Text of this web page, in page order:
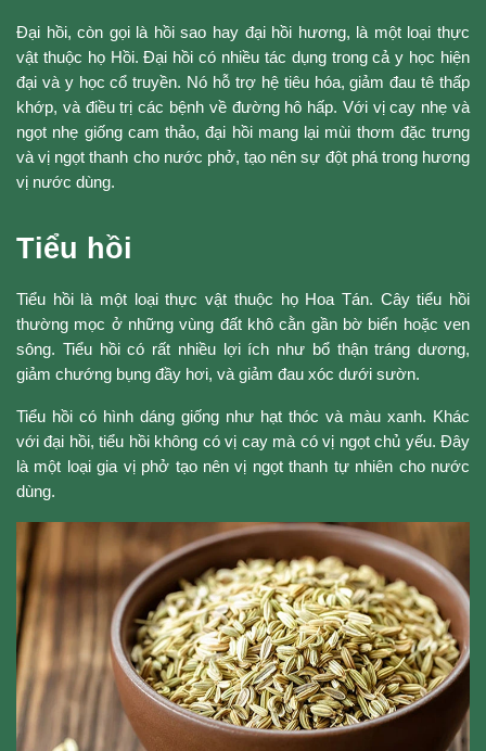
Đại hồi, còn gọi là hồi sao hay đại hồi hương, là một loại thực
vật thuộc họ Hồi. Đại hồi có nhiều tác dụng trong cả y học hiện
đại và y học cổ truyền. Nó hỗ trợ hệ tiêu hóa, giảm đau tê thấp
khớp, và điều trị các bệnh về đường hô hấp. Với vị cay nhẹ và
ngọt nhẹ giống cam thảo, đại hồi mang lại mùi thơm đặc trưng
và vị ngọt thanh cho nước phở, tạo nên sự đột phá trong hương
vị nước dùng.
Tiểu hồi
Tiểu hồi là một loại thực vật thuộc họ Hoa Tán. Cây tiểu hồi
thường mọc ở những vùng đất khô cằn gần bờ biển hoặc ven
sông. Tiểu hồi có rất nhiều lợi ích như bổ thận tráng dương,
giảm chướng bụng đầy hơi, và giảm đau xóc dưới sườn.
Tiểu hồi có hình dáng giống như hạt thóc và màu xanh. Khác
với đại hồi, tiểu hồi không có vị cay mà có vị ngọt chủ yếu. Đây
là một loại gia vị phở tạo nên vị ngọt thanh tự nhiên cho nước
dùng.